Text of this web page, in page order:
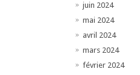
juin 2024
mai 2024
avril 2024
mars 2024
février 2024